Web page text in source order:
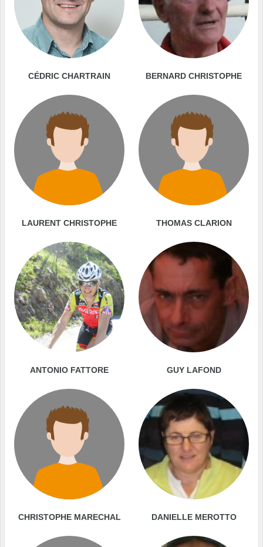
CÉDRIC CHARTRAIN BERNARD CHRISTOPHE
LAURENT CHRISTOPHE THOMAS CLARION
ANTONIO FATTORE GUY LAFOND
CHRISTOPHE MARECHAL DANIELLE MEROTTO